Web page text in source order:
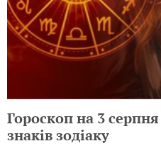
Гороскоп на 3
знаків зодіаку